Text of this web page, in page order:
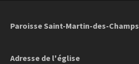
Paroisse Saint-Martin-des-Champs
Adresse de l'église